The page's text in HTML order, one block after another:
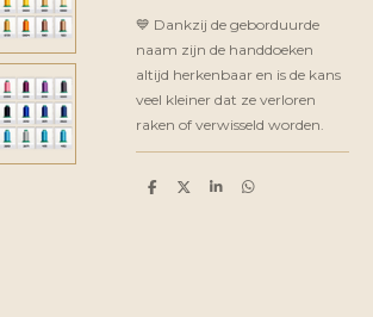
💙 Dankzij de geborduurde
naam zijn de handdoeken
altijd herkenbaar en is de kans
veel kleiner dat ze verloren
raken of verwisseld worden.
D
D
S
D